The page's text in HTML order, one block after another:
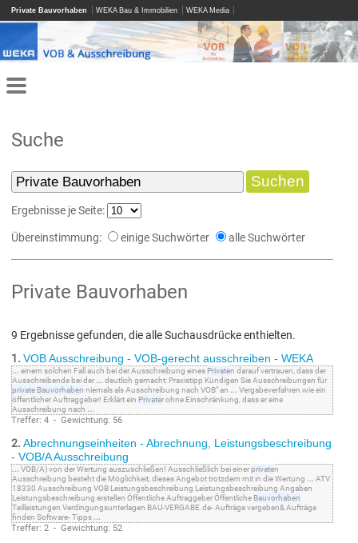
Private Bauvorhaben WEKA Bau & Immobilien WEKA Media
Suche
Ergebnisse je Seite:
Übereinstimmung: einige Suchwörter alle Suchwörter
Private Bauvorhaben
9 Ergebnisse gefunden, die alle Suchausdrücke enthielten.
1. VOB Ausschreibung - VOB-gerecht ausschreiben - WEKA
... einem solchen Fall auch bei der Ausschreibung eines Privaten darauf vertrauen, dass der
Ausschreibende bei der ... deutlich gemacht: Praxistipp Kündigen Sie Ausschreibungen für
private Bauvorhaben niemals als Ausschreibung nach VOB" an ... Vergabeverfahren wie ein
öffentlicher Auftraggeber! Erklärt ein Privater ohne Einschränkung, dass er eine
Ausschreibung nach ...
Treffer: 4 - Gewichtung: 56
2. Abrechnungseinheiten - Abrechnung, Leistungsbeschreibung
- VOB/A Ausschreibung
... VOB/A) von der Wertung auszuschließen! Ausschließlich bei einerprivaten
Ausschreibung besteht die Möglichkeit, dieses Angebot trotzdem mit in die Wertung ... ATV
18330 Ausschreibung VOB Leistungsbeschreibung Leistungsbeschreibung Angaben
Leistungsbeschreibung erstellen Öffentliche Auftraggeber Öffentliche Bauvorhaben
Teilleistungen Verdingungsunterlagen BAU-VERGABE.de- Aufträge vergeben& Aufträge
finden Software- Tipps ...
Treffer: 2 - Gewichtung: 52